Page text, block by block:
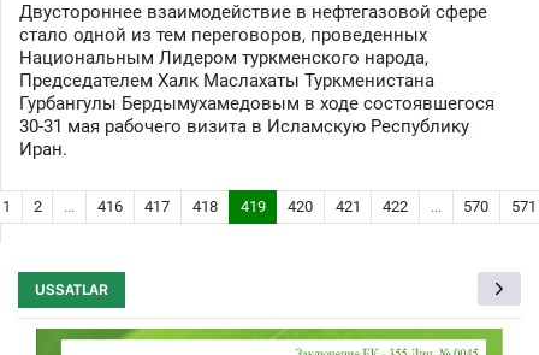
Двустороннее взаимодействие в нефтегазовой сфере
стало одной из тем переговоров, проведенных
Национальным Лидером туркменского народа,
Председателем Халк Маслахаты Туркменистана
Гурбангулы Бердымухамедовым в ходе состоявшегося
30-31 мая рабочего визита в Исламскую Республику
Иран.
1 2 ... 416 417 418 419 420 421 422 ... 570 571
USSATLAR